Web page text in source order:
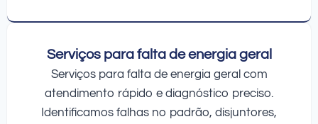
Serviços para falta de energia geral
Serviços para falta de energia geral com
atendimento rápido e diagnóstico preciso.
Identificamos falhas no padrão, disjuntores,